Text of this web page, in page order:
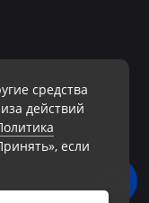
средства
действий
если
и выходных